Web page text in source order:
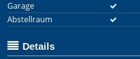
Garage
Abstellraum
Details